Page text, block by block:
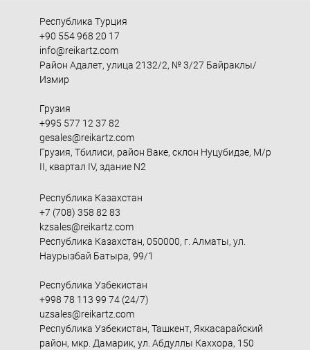
Республика Турция
+90 554 968 20 17
info@reikartz.com
Район Адалет, улица 2132/2, № 3/27 Байраклы/
Измир
Грузия
+995 577 12 37 82
gesales@reikartz.com
Грузия, Тбилиси, район Ваке, склон Нуцубидзе, М/р
II, квартал IV, здание N2
Республика Казахстан
+7 (708) 358 82 83
kzsales@reikartz.com
Республика Казахстан, 050000, г. Алматы, ул.
Наурызбай Батыра, 99/1
Республика Узбекистан
+998 78 113 99 74 (24/7)
uzsales@reikartz.com
Республика Узбекистан, Ташкент, Яккасарайский
район, мкр. Дамарик, ул. Абдуллы Каххора, 150